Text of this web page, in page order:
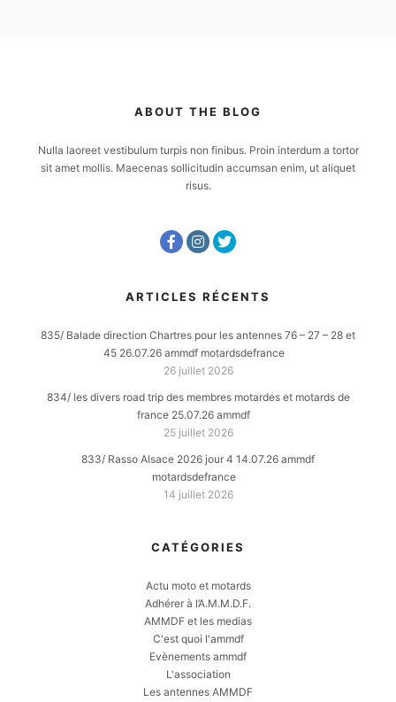
ABOUT THE BLOG
Nulla laoreet vestibulum turpis non finibus. Proin interdum a tortor
sit amet mollis. Maecenas sollicitudin accumsan enim, ut aliquet
risus.
ARTICLES RÉCENTS
835/ Balade direction Chartres pour les antennes 76 – 27 – 28 et
45 26.07.26 ammdf motardsdefrance
26 juillet 2026
834/ les divers road trip des membres motardes et motards de
france 25.07.26 ammdf
25 juillet 2026
833/ Rasso Alsace 2026 jour 4 14.07.26 ammdf
motardsdefrance
14 juillet 2026
CATÉGORIES
Actu moto et motards
Adhérer à l’A.M.M.D.F.
AMMDF et les medias
C'est quoi l'ammdf
Evènements ammdf
L'association
Les antennes AMMDF